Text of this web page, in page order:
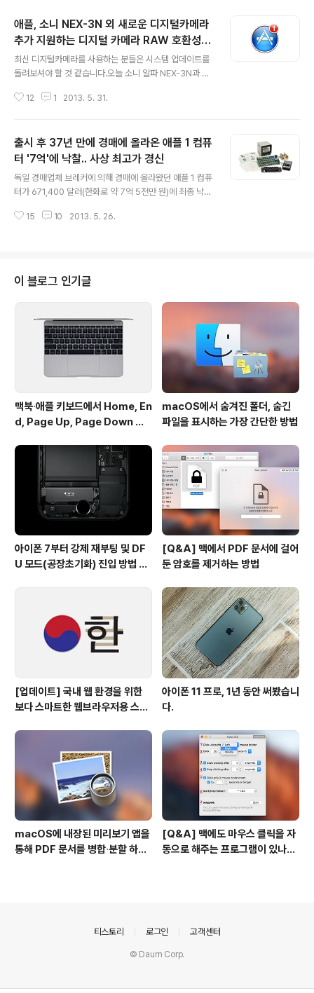
애플, 소니 NEX-3N 외 새로운 디지털카메라
추가 지원하는 디지털 카메라 RAW 호환성
업데이트 4.06 제공
최신 디지털카메라를 사용하는 분들은 시스템 업데이트를
돌려보셔야 할 것 같습니다.오늘 소니 알파 NEX-3N과 캐
원하는 '디지털 카메라 Raw 호환성 업데이트 4.06 (Digit
및 iPhoto '11의 RAW 이미지 호환성이 확장되며, 새로 지
원되는 카메라는 다음과 같습니다.• Canon EOS-1D C
• Canon EOS Rebel SL1 / 100D / Kiss X7 • Canon
EOS Rebel T5i / 700D / Kiss X7i • Hasselblad Lu
nar • Nikon COOLPIX ..
12 1 2013. 5. 31.
출시 후 37년 만에 경매에 올라온 애플 1 컴퓨
터 '7억'에 낙찰.. 사상 최고가 경신
독일 경매업체 브레커에 의해 경매에 올라왔던 애플 1 컴퓨
터가 671,400 달러(한화로 약 7억 5천만 원)에 최종 낙찰
욕타임스가 전했습니다. 671,400달러는 최신 사양의 아
던 애플 I 컴퓨터는 현재 형태가 남아 있는 개체가 50여 대,
정상적으로 작동되는 개체는 전 세계에 단 6대만 남아 있
다고 알려졌습니다. 이번에 경매에 나온 애플 I 컴퓨터는 그
여섯 대 중 하나로, 1950년대 보스턴 레드삭스 야구팀에
서 활동했던 전 야구선수 '프레드 해트필드(Fred Hatfie..
15 10 2013. 5. 26.
이 블로그 인기글
맥북∙애플 키보드에서 Home, En
d, Page Up, Page Down 키
macOS에서 숨겨진 폴더, 숨긴
파일을 표시하는 가장 간단한 방법
아이폰 7부터 강제 재부팅 및 DF
U 모드(공장초기화) 진입 방법 변
[Q&A] 맥에서 PDF 문서에 걸어
둔 암호를 제거하는 방법
[업데이트] 국내 웹 환경을 위한
보다 스마트한 웹브라우저용 스타
아이폰 11 프로, 1년 동안 써봤습니
다.
macOS에 내장된 미리보기 앱을
통해 PDF 문서를 병합∙분할 하는
[Q&A] 맥에도 마우스 클릭을 자
동으로 해주는 프로그램이 있나
티스토리 로그인 고객센터
© Daum Corp.